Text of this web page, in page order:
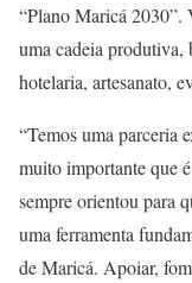
“Plano Maricá 2030”.
uma cadeia produtiva,
hotelaria, artesanato,
“Temos uma parceria
muito importante que
sempre orientou para
uma ferramenta
de Maricá. Apoiar,